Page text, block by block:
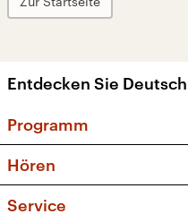
Entdecken Sie
Programm
Sendungen und
Hören
Service